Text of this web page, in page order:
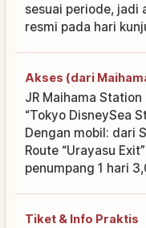
sesuai periode, jadi
resmi pada hari
Akses (dari
JR Maihama
“Tokyo DisneySea
Dengan mobil: dari
Route “Urayasu
penumpang 1 hari
Tiket & Info Praktis